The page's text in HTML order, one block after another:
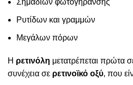
Ρυτίδων και γραμμών
Μεγάλων πόρων
Η ρετινόλη μετατρέπεται πρώτα
συνέχεια σε ρετινοϊκό οξύ, που